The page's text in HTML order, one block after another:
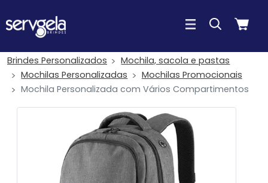
Brindes Personalizados
Mochila, sacola e pastas
Mochilas Personalizadas
Mochilas Promocionais
Mochila Personalizada com Vários Compartimentos